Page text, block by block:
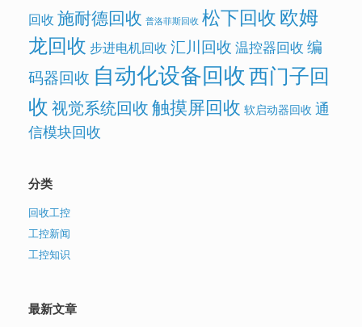
回收 施耐德回收 普洛菲斯回收 松下回收欧姆
龙回收 步进电机回收 汇川回收 温控器回收 编
码器回收 自动化设备回收西门子回
收视觉系统回收触摸屏回收 软启动器回收 通
信模块回收
分类
回收工控
工控新闻
工控知识
最新文章